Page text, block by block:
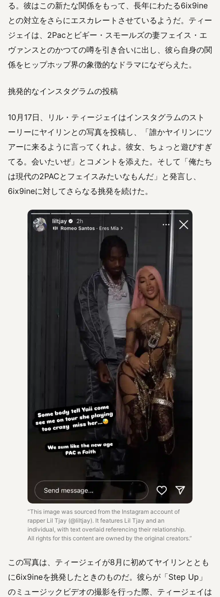
る。彼はこの新たな関係をもって、長年にわたる6ix9ine
との対立をさらにエスカレートさせているようだ。ティー
ジェイは、2Pacとビギー・スモールズの妻フェイス・エ
ヴァンスとのかつての噂を引き合いに出し、彼ら自身の関
係をヒップホップ界の象徴的なドラマになぞらえた。
挑発的なインスタグラムの投稿
10月17日、リル・ティージェイはインスタグラムのスト
ーリーにヤイリンとの写真を投稿し、「誰かヤイリンにツ
アーに来るように言ってくれよ。彼女、ちょっと遊びすぎ
てる。会いたいぜ」とコメントを添えた。そして「俺たち
は現代の2PACとフェイスみたいなもんだ」と発言し、
6ix9ineに対してさらなる挑発を続けた。
“This image was sourced from the Instagram account of
rapper Lil Tjay (@liltjay). It features Lil Tjay and an
individual, with text overlaid referencing their relationship.
All rights for this content are owned by the original creators.”
この写真は、ティージェイが8月に初めてヤイリンととも
に6ix9ineを挑発したときのものだ。彼らが「Step Up」
のミュージックビデオの撮影を行った際、ティージェイは